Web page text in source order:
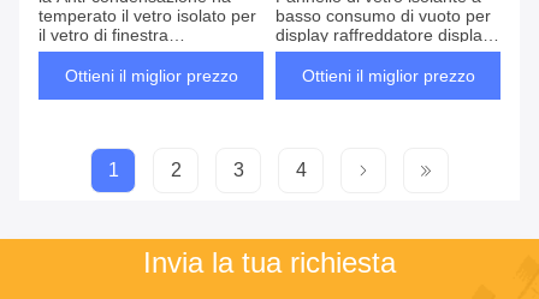
temperato il vetro isolato per
il vetro di finestra
d'isolamento
Ottieni il miglior prezzo
basso consumo di vuoto per
display raffreddatore display
congelatore display
frigorifero
Ottieni il miglior prezzo
1 2 3 4
Invia la tua richiesta